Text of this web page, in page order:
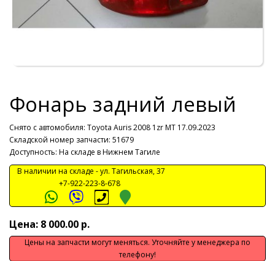
Фонарь задний левый
Снято с автомобиля: Toyota Auris 2008 1zr МТ 17.09.2023
Складской номер запчасти: 51679
Доступность: На складе в Нижнем Тагиле
В наличии на складе -ул. Тагильская, 37
+7-922-223-8-678
Цена: 8 000.00 р.
Цены на запчасти могут меняться. Уточняйте у менеджера по
телефону!